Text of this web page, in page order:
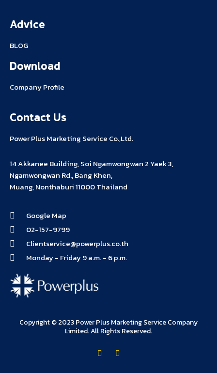
Advice
BLOG
Download
Company Profile
Contact Us
Power Plus Marketing Service Co.,Ltd.
14 Akkanee Building, Soi Ngamwongwan 2 Yaek 3,
Ngamwongwan Rd., Bang Khen,
Muang, Nonthaburi 11000 Thailand
Google Map
02-157-9799
Clientservice@powerplus.co.th
Monday - Friday 9 a.m. - 6 p.m.
Copyright © 2023 Power Plus Marketing Service Company
Limited. All Rights Reserved.